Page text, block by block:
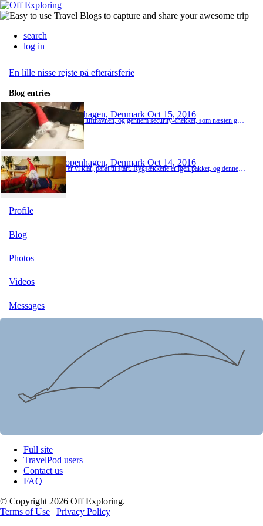
search
log in
En lille nisse rejste på efterårsferie
Blog entries
Copenhagen, Denmark Oct 15, 2016
Copenhagen, Denmark Oct 14, 2016
Så er vi klar, parat til start. Rygsækkene er igen pakket, og denne gang går turen til the United States of America. Nu er der kun en lille nattesøvn, før turen går til lufthavnen. Og selvfølgelig er nissen igen taget med (Også selvom den lå godt gemt på loftet)
Profile
Blog
Photos
Videos
Messages
Full site
TravelPod users
Contact us
FAQ
© Copyright 2026 Off Exploring.
Terms of Use | Privacy Policy